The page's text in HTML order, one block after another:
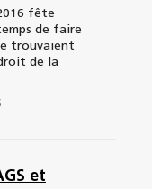
fête
de faire
trouvaient
de la
et